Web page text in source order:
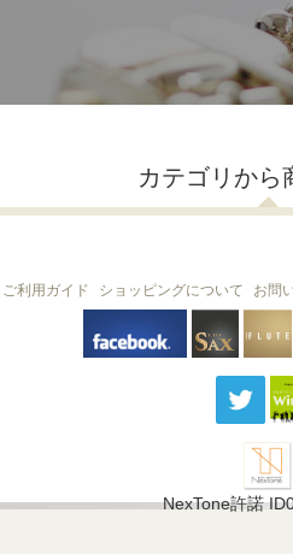
カテゴリから
THE SAX
Ocarina
ご利用ガイド ショッピングについて お問
NexTone許諾